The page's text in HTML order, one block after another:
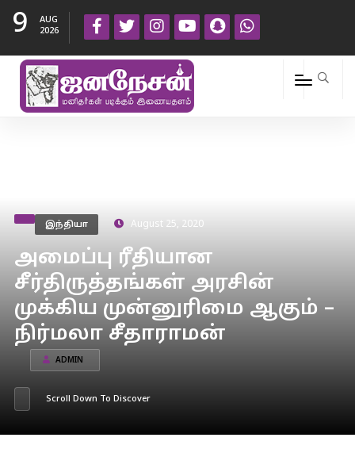
9
AUG
2026
இந்தியா August 25, 2020
அமைப்பு ரீதியான
சீர்திருத்தங்கள் அரசின்
முக்கிய முன்னுரிமை ஆகும் –
நிர்மலா சீதாராமன்
ADMIN
Scroll Down To Discover